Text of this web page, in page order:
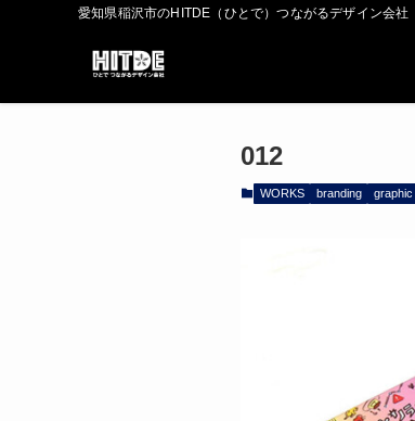
愛知県稲沢市のHITDE（ひとで）つながるデザイン会社
012
WORKS branding graphic